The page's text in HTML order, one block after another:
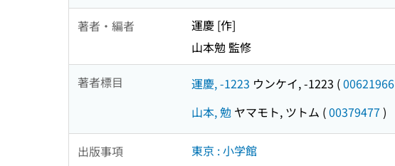
著者・編者
運慶 [作]
山本勉 監修
著者標目 運慶, -1223 ウンケイ, -1223 (00621966
山本, 勉 ヤマモト, ツトム (00379477 )
出版事項 東京 : 小学館